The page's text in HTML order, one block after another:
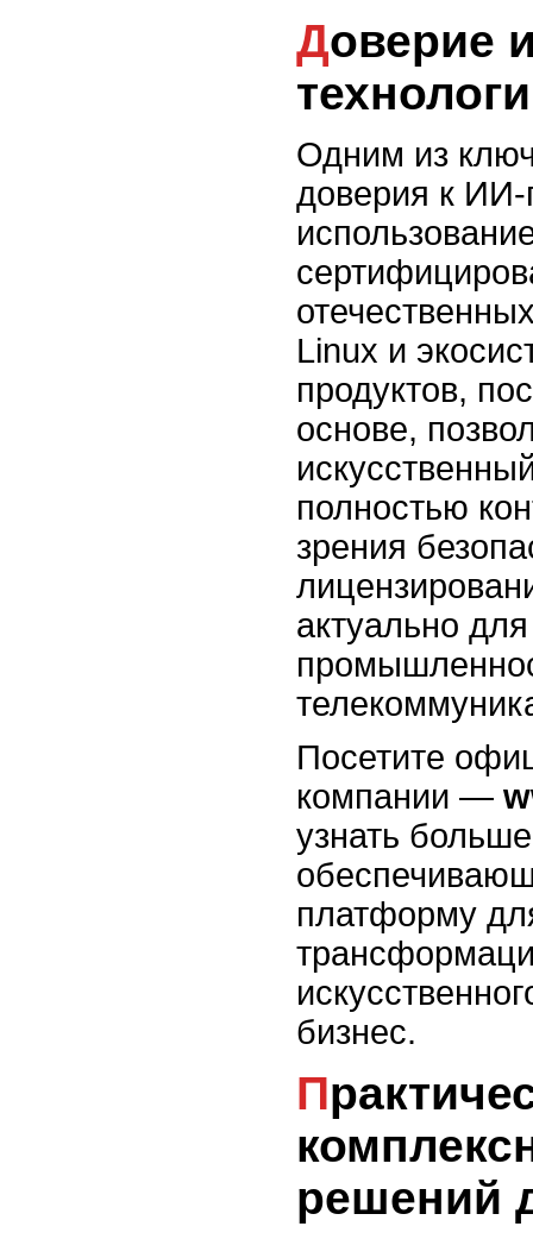
Доверие и проверенные
Одним из
доверия к ИИ-
Linux и
продуктов,
основе,
полностью
зрения
актуально
Посетите
компании —
узнать
платформу
бизнес.
Практическая ценность
решений